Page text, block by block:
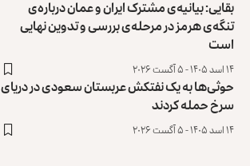
بقایی: بیانیه‌ی مشترک ایران و عمان درباره‌ی
تنگه‌ی هرمز در مرحله‌ی بررسی و تدوین نهایی
است
۱۴ اسد ۱۴۰۵ - ۵ آگست ۲۰۲۶
حوثی‌ها به یک نفتکش عربستان سعودی در دریای
سرخ حمله کردند
۱۴ اسد ۱۴۰۵ - ۵ آگست ۲۰۲۶